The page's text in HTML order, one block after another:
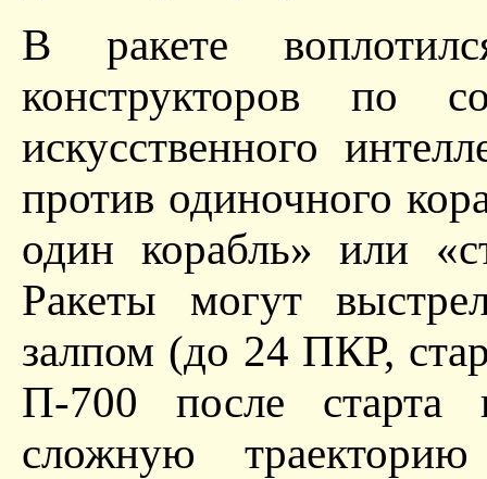
В ракете
конструкторов по
искусственного
против одиночного
один корабль» или
Ракеты могут
залпом (до 24 ПКР,
П-700 после старта
сложную